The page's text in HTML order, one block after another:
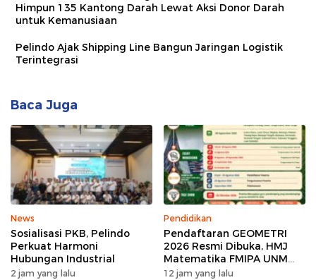
Himpun 135 Kantong Darah Lewat Aksi Donor Darah
untuk Kemanusiaan
Pelindo Ajak Shipping Line Bangun Jaringan Logistik
Terintegrasi
Baca Juga
News
Sosialisasi PKB, Pelindo
Perkuat Harmoni
Hubungan Industrial
2 jam yang lalu
Pendidikan
Pendaftaran GEOMETRI
2026 Resmi Dibuka, HMJ
Matematika FMIPA UNM
Siapkan Ajang Kompetisi
12 jam yang lalu